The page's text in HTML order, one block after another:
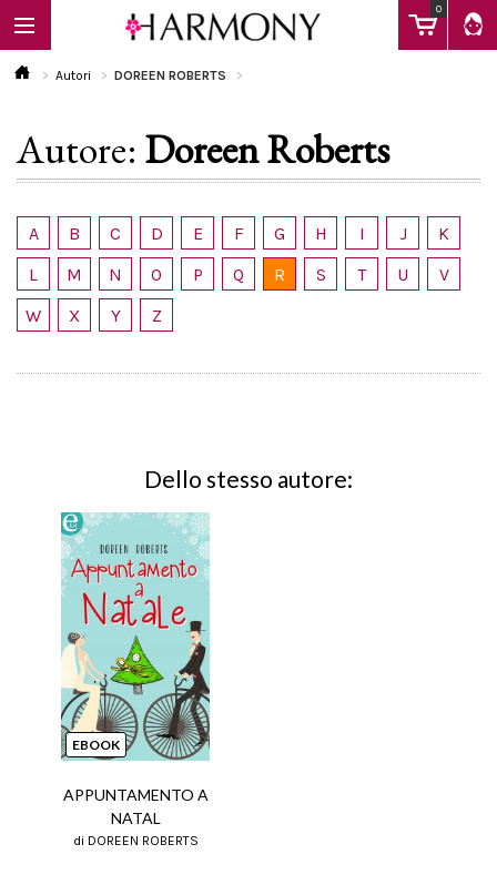
0
EBOOK
LIBRI
Calendario
Autori DOREEN ROBERTS
Autore: Doreen Roberts
A B C D E F G H I J
K
L
M N O P Q R S T U
V
W
X Y Z
Dello stesso autore:
EBOOK
APPUNTAMENTO A
NATAL
di DOREEN ROBERTS